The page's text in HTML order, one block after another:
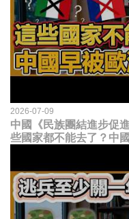
2026-07-09
中國《民族團結進步促
些國家都不能去了？中